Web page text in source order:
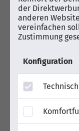
der
anderen
vereinfachen
Zustimmung
Konfiguration